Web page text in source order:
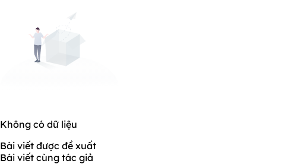
Không có dữ liệu
Bài viết được đề xuất
Bài viết cùng tác giả